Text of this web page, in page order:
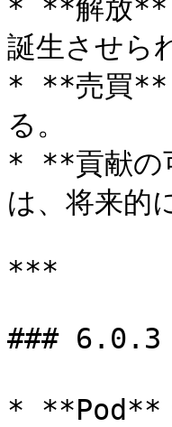
* **解放**
誕生させら
* **売買**
る。
* **貢献の
は、将来的
***
### 6.0.3
* **Pod**